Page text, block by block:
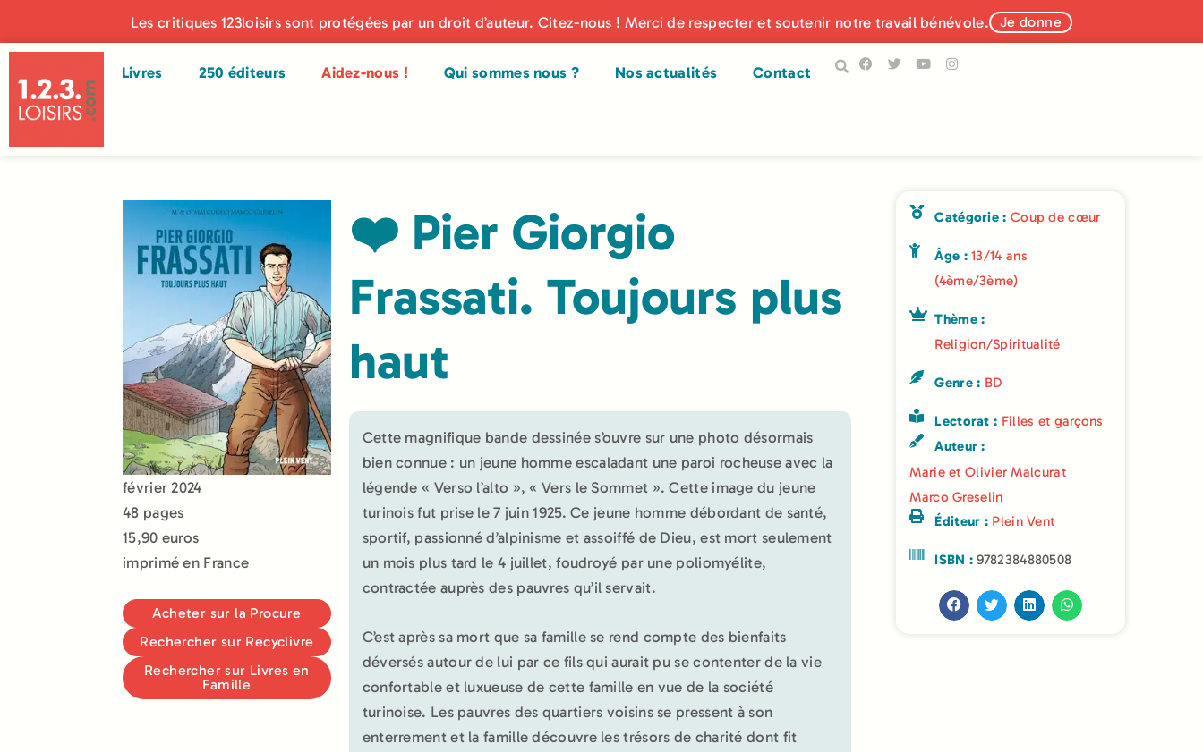
Les critiques 123loisirs sont protégées par un droit d’auteur. Citez-nous ! Merci de respecter et soutenir notre travail bénévole. Je donne
Livres 250 éditeurs Aidez-nous ! Qui sommes nous ? Nos actualités Contact
février 2024
48 pages
15,90 euros
imprimé en France
Acheter sur la Procure
Rechercher sur Recyclivre
Rechercher sur Livres en
Famille
❤️ Pier Giorgio
Frassati. Toujours plus
haut
Cette magnifique bande dessinée s’ouvre sur une photo désormais
bien connue : un jeune homme escaladant une paroi rocheuse avec la
légende « Verso l’alto », « Vers le Sommet ». Cette image du jeune
turinois fut prise le 7 juin 1925. Ce jeune homme débordant de santé,
sportif, passionné d’alpinisme et assoiffé de Dieu, est mort seulement
un mois plus tard le 4 juillet, foudroyé par une poliomyélite,
contractée auprès des pauvres qu’il servait.
C’est après sa mort que sa famille se rend compte des bienfaits
déversés autour de lui par ce fils qui aurait pu se contenter de la vie
confortable et luxueuse de cette famille en vue de la société
turinoise. Les pauvres des quartiers voisins se pressent à son
enterrement et la famille découvre les trésors de charité dont fit
Catégorie : Coup de cœur
Âge :13/14 ans
(4ème/3ème)
Thème :
Religion/Spiritualité
Genre : BD
Lectorat : Filles et garçons
Auteur :
Marie et Olivier Malcurat
Marco Greselin
Éditeur : Plein Vent
ISBN :9782384880508